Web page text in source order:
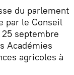
du parlement
par le Conseil
septembre
Académies
agricoles à